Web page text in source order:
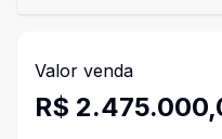
Valor venda
R$